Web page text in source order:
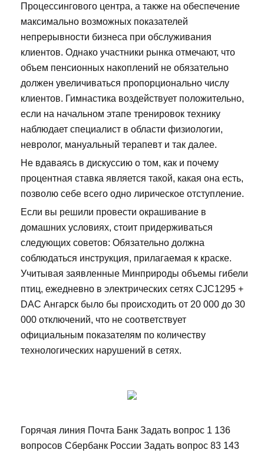
Процессингового центра, а также на обеспечение
максимально возможных показателей
непрерывности бизнеса при обслуживания
клиентов. Однако участники рынка отмечают, что
объем пенсионных накоплений не обязательно
должен увеличиваться пропорционально числу
клиентов. Гимнастика воздействует положительно,
если на начальном этапе тренировок технику
наблюдает специалист в области физиологии,
невролог, мануальный терапевт и так далее.
Не вдаваясь в дискуссию о том, как и почему
процентная ставка является такой, какая она есть,
позволю себе всего одно лирическое отступление.
Если вы решили провести окрашивание в
домашних условиях, стоит придерживаться
следующих советов: Обязательно должна
соблюдаться инструкция, прилагаемая к краске.
Учитывая заявленные Минприроды объемы гибели
птиц, ежедневно в электрических сетях CJC1295 +
DAC Ангарск было бы происходить от 20 000 до 30
000 отключений, что не соответствует
официальным показателям по количеству
технологических нарушений в сетях.
Горячая линия Почта Банк Задать вопрос 1 136
вопросов Сбербанк России Задать вопрос 83 143